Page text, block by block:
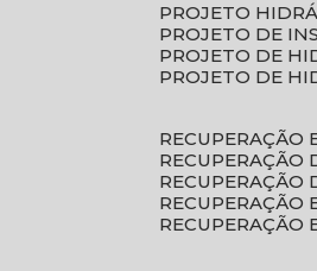
PROJETO
PROJETO DE
PROJETO DE
PROJETO DE